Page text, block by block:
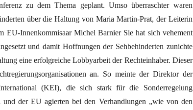
zu dem Thema geplant. Umso überraschter waren
über die Haltung von Maria Martin-Prat, der Leiterin
EU-Innenkommisaar Michel Barnier Sie hat sich vehement
und damit Hoffnungen der Sehbehinderten zunichte
eine erfolgreiche Lobbyarbeit der Rechteinhaber. Dieser
an. So meinte der Direktor der
(KEI), die sich stark für die Sonderregelung
und der EU agierten bei den Verhandlungen „wie von den